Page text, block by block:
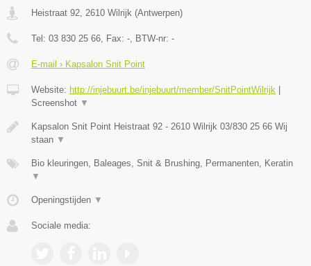
Heistraat 92 2610 Wilrijk (Antwerpen)
Tel: 03 830 25 66 , Fax: - , BTW-nr: -
E-mail › Kapsalon Snit Point
Website: http://injebuurt.be/injebuurt/member/SnitPointWilrijk |
Screenshot ▼
Kapsalon Snit Point Heistraat 92 - 2610 Wilrijk 03/830 25 66 Wij
staan ▼
Bio kleuringen, Baleages, Snit & Brushing, Permanenten, Keratin
▼
Openingstijden ▼
Sociale media: